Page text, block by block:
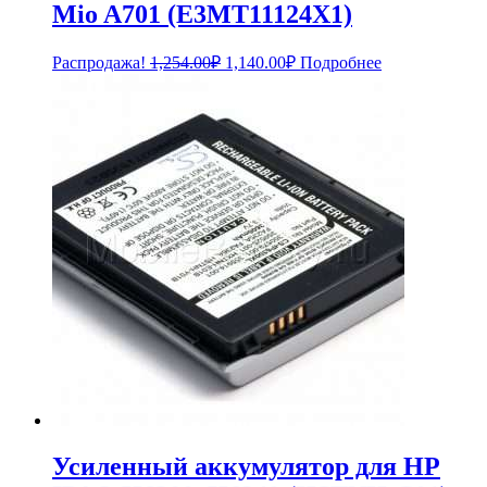
Mio A701 (E3MT11124X1)
Распродажа! 1,254.00₽ Первоначальная
1,254.00₽.
1,140.00₽Текущая
Подробнее
Усиленный аккумулятор для HP